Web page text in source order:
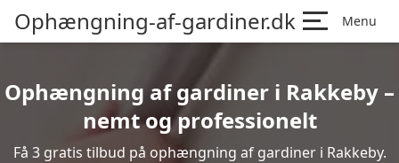
Ophængning-af-gardiner.dk Menu
Ophængning af gardiner i Rakkeby –
nemt og professionelt
Få 3 gratis tilbud på ophængning af gardiner i Rakkeby.